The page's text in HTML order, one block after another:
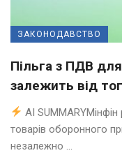
ЗАКОНОДАВСТВО
Пільга з ПДВ
залежить від
AI
товарів оборонного
незалежно ...